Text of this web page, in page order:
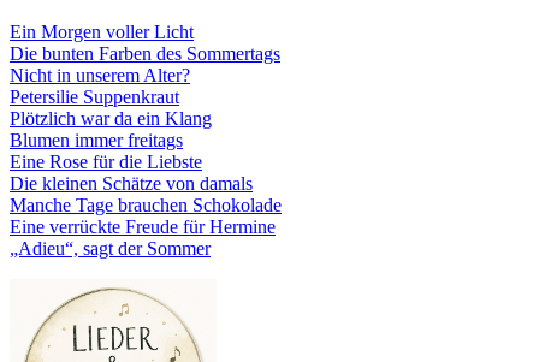
Ein Morgen voller Licht
Die bunten Farben des Sommertags
Nicht in unserem Alter?
Petersilie Suppenkraut
Plötzlich war da ein Klang
Blumen immer freitags
Eine Rose für die Liebste
Die kleinen Schätze von damals
Manche Tage brauchen Schokolade
Eine verrückte Freude für Hermine
„Adieu“, sagt der Sommer